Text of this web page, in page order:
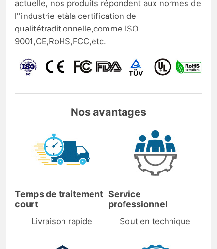
actuelle, nos produits répondent aux normes de
l''industrie etàla certification de
qualitétraditionnelle,comme ISO
9001,CE,RoHS,FCC,etc.
Nos avantages
Temps de traitement
court
Livraison rapide
Service
professionnel
Soutien technique